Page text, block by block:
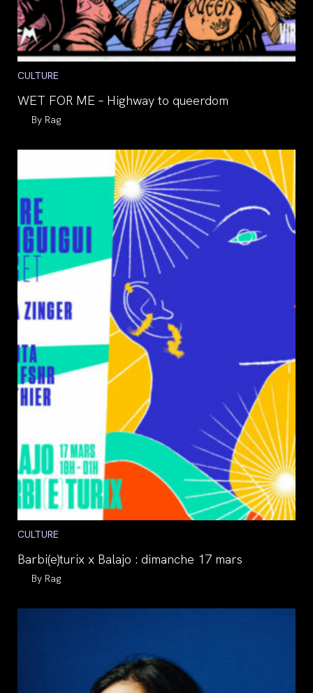
Post
CULTURE
WET FOR ME – Highway to queerdom
Auteur/autrice
la
Rag
Post
CULTURE
Barbi(e)turix x Balajo : dimanche 17 mars
Auteur/autrice
la
Rag